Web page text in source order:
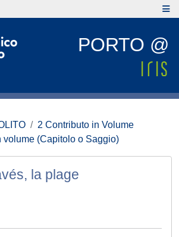
PORTO @
2 Contributo in Volume
volume (Capitolo o Saggio)
la plage